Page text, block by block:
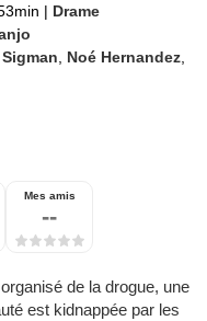
| Drame
Noé Hernandez
Mes amis
--
de la drogue, une
est kidnappée par les